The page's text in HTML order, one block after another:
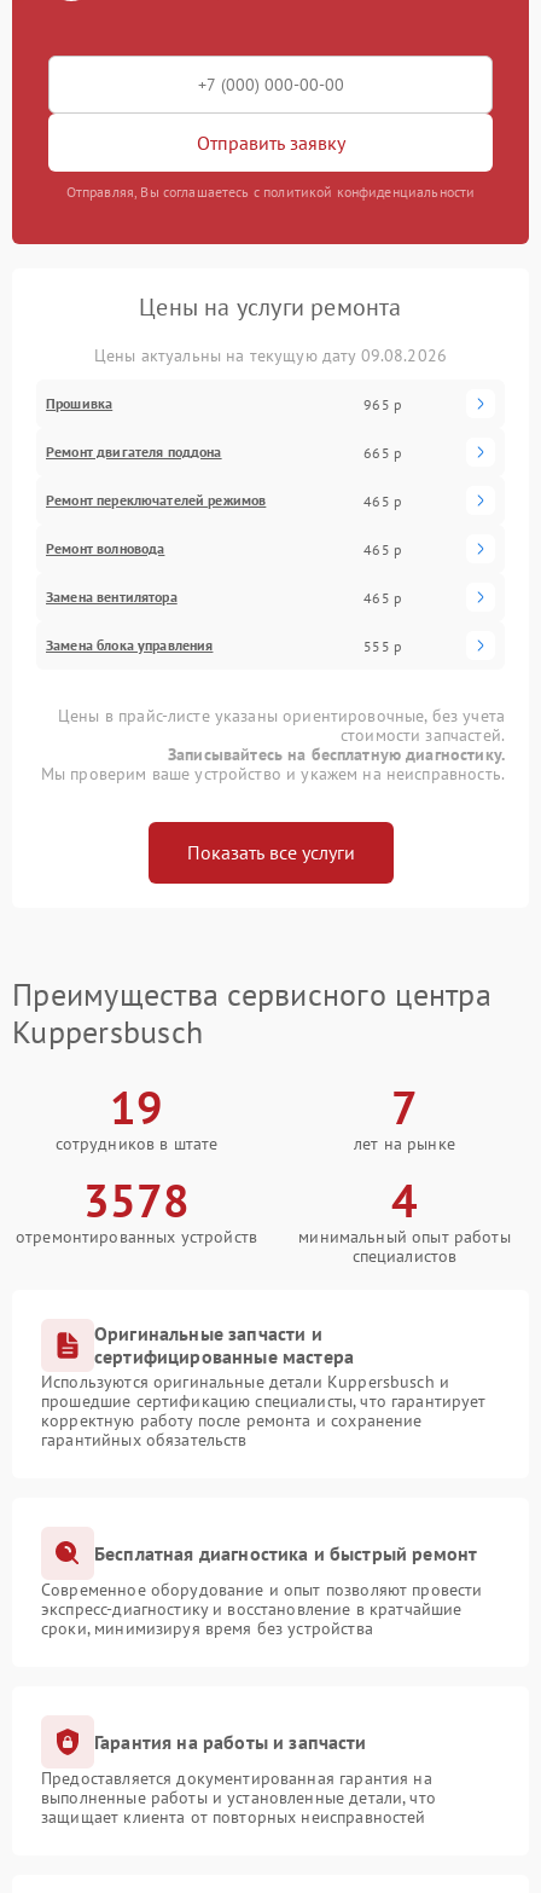
Отправить заявку
Отправляя, Вы соглашаетесь с политикой конфиденциальности
Цены на услуги ремонта
Цены актуальны на текущую дату 09.08.2026
Прошивка 965 р
Ремонт двигателя поддона 665 р
Ремонт переключателей режимов 465 р
Ремонт волновода 465 р
Замена вентилятора 465 р
Замена блока управления 555 р
Цены в прайс-листе указаны ориентировочные, без учета
стоимости запчастей.
Записывайтесь на бесплатную диагностику.
Мы проверим ваше устройство и укажем на неисправность.
Показать все услуги
Преимущества сервисного центра
Kuppersbusch
19
сотрудников в штате
7
лет на рынке
3578
отремонтированных устройств
4
минимальный опыт работы
специалистов
Оригинальные запчасти и
сертифицированные мастера
Используются оригинальные детали Kuppersbusch и
прошедшие сертификацию специалисты, что гарантирует
корректную работу после ремонта и сохранение
гарантийных обязательств
Бесплатная диагностика и быстрый ремонт
Современное оборудование и опыт позволяют провести
экспресс-диагностику и восстановление в кратчайшие
сроки, минимизируя время без устройства
Гарантия на работы и запчасти
Предоставляется документированная гарантия на
выполненные работы и установленные детали, что
защищает клиента от повторных неисправностей